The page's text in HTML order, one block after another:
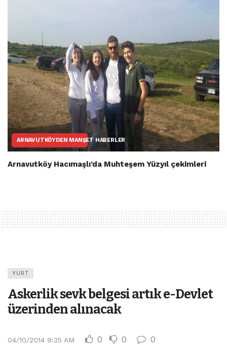
ARNAVUTKÖYDEN MANŞET HABERLER
Arnavutköy Hacımaşlı’da Muhteşem Yüzyıl çekimleri
YURT
Askerlik sevk belgesi artık e-Devlet
üzerinden alınacak
04/10/2014 9:35 AM 0 0 0